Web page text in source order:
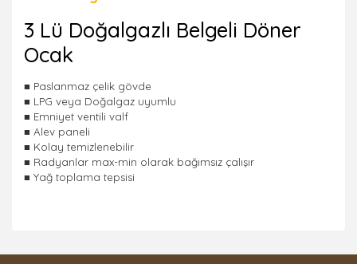
3 Lü Doğalgazlı Belgeli Döner
Ocak
■ Paslanmaz çelik gövde
■ LPG veya Doğalgaz uyumlu
■ Emniyet ventili valf
■ Alev paneli
■ Kolay temizlenebilir
■ Radyanlar max-min olarak bağımsız çalışır
■ Yağ toplama tepsisi